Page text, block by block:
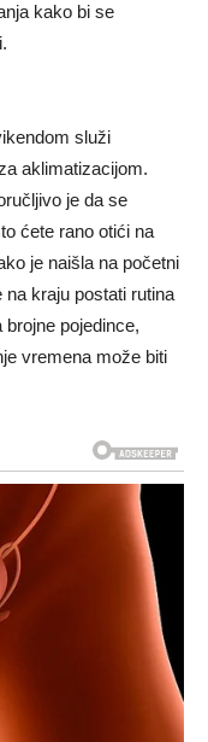
kako bi se
služi
aklimatizacijom.
je da se
ćete rano otići na
je naišla na početni
kraju postati rutina
pojedince,
vremena može biti